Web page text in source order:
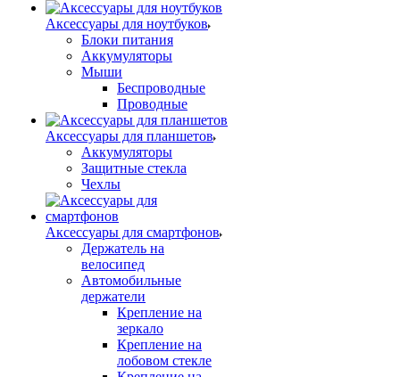
Аксессуары для ноутбуков
Блоки питания
Аккумуляторы
Мыши
Беспроводные
Проводные
Аксессуары для планшетов
Аккумуляторы
Защитные стекла
Чехлы
Аксессуары для смартфонов
Держатель на
велосипед
Автомобильные
держатели
Крепление на
зеркало
Крепление на
лобовом стекле